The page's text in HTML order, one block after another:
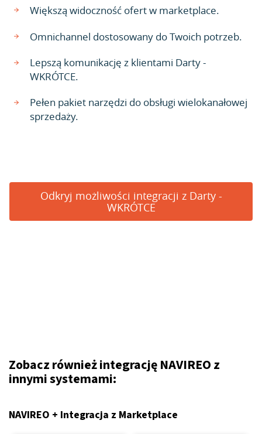
Większą widoczność ofert w marketplace.
Omnichannel dostosowany do Twoich potrzeb.
Lepszą komunikację z klientami Darty -
WKRÓTCE.
Pełen pakiet narzędzi do obsługi wielokanałowej
sprzedaży.
Odkryj możliwości integracji z Darty -
WKRÓTCE
Zobacz również integrację NAVIREO z
innymi systemami:
NAVIREO + Integracja z Marketplace